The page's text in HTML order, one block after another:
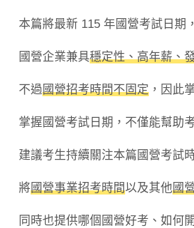
本篇將最新 115 年國營考試日期
國營企業兼具穩定性、高年薪、
不過國營招考時間不固定 ，因此
掌握國營考試日期，不僅能幫助
建議考生持續關注本篇國營考試
將國營事業招考時間以及其他國
同時也提供哪個國營好考、如何